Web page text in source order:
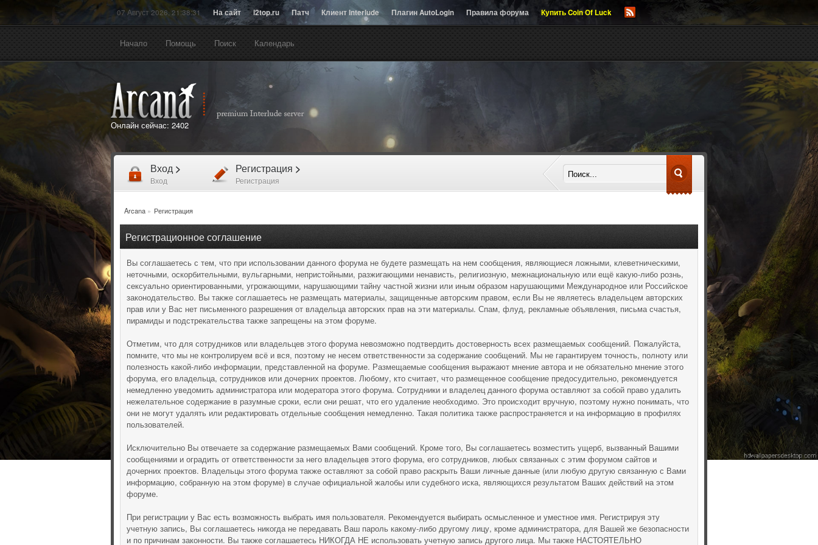
07 Август 2026, 21:38:31 На сайт l2top.ru Патч Клиент Interlude Плагин AutoLogin Правила форума Купить Coin Of Luck
Начало Помощь Поиск Календарь
Онлайн сейчас: 2402
Вход >
Вход
Регистрация >
Регистрация
Arcana» Регистрация
Регистрационное соглашение
Вы соглашаетесь с тем, что при использовании данного форума не будете размещать на нем сообщения, являющиеся ложными, клеветническими,
неточными, оскорбительными, вульгарными, непристойными, разжигающими ненависть, религиозную, межнациональную или ещё какую-либо рознь,
сексуально ориентированными, угрожающими, нарушающими тайну частной жизни или иным образом нарушающими Международное или Российское
законодательство. Вы также соглашаетесь не размещать материалы, защищенные авторским правом, если Вы не являетесь владельцем авторских
прав или у Вас нет письменного разрешения от владельца авторских прав на эти материалы. Спам, флуд, рекламные объявления, письма счастья,
пирамиды и подстрекательства также запрещены на этом форуме.
Отметим, что для сотрудников или владельцев этого форума невозможно подтвердить достоверность всех размещаемых сообщений. Пожалуйста,
помните, что мы не контролируем всё и вся, поэтому не несем ответственности за содержание сообщений. Мы не гарантируем точность, полноту или
полезность какой-либо информации, представленной на форуме. Размещаемые сообщения выражают мнение автора и не обязательно мнение этого
форума, его владельца, сотрудников или дочерних проектов. Любому, кто считает, что размещенное сообщение предосудительно, рекомендуется
немедленно уведомить администратора или модератора этого форума. Сотрудники и владелец данного форума оставляют за собой право удалить
нежелательное содержание в разумные сроки, если они решат, что его удаление необходимо. Это происходит вручную, поэтому нужно понимать, что
они не могут удалять или редактировать отдельные сообщения немедленно. Такая политика также распространяется и на информацию в профилях
пользователей.
Исключительно Вы отвечаете за содержание размещаемых Вами сообщений. Кроме того, Вы соглашаетесь возместить ущерб, вызванный Вашими
сообщениями и оградить от ответственности за него владельцев этого форума, его сотрудников, любых связанных с этим форумом сайтов и
дочерних проектов. Владельцы этого форума также оставляют за собой право раскрыть Ваши личные данные (или любую другую связанную с Вами
информацию, собранную на этом форуме) в случае официальной жалобы или судебного иска, являющихся результатом Ваших действий на этом
форуме.
При регистрации у Вас есть возможность выбрать имя пользователя. Рекомендуется выбирать осмысленное и уместное имя. Регистрируя эту
учетную запись, Вы соглашаетесь никогда не передавать Ваш пароль какому-либо другому лицу, кроме администратора, для Вашей же безопасности
и по причинам законности. Вы также соглашаетесь НИКОГДА НЕ использовать учетную запись другого лица. Мы также НАСТОЯТЕЛЬНО